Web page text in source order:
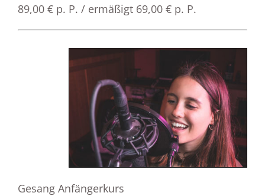
89,00 € p. P. / ermäßigt 69,00 € p. P.
Gesang Anfängerkurs